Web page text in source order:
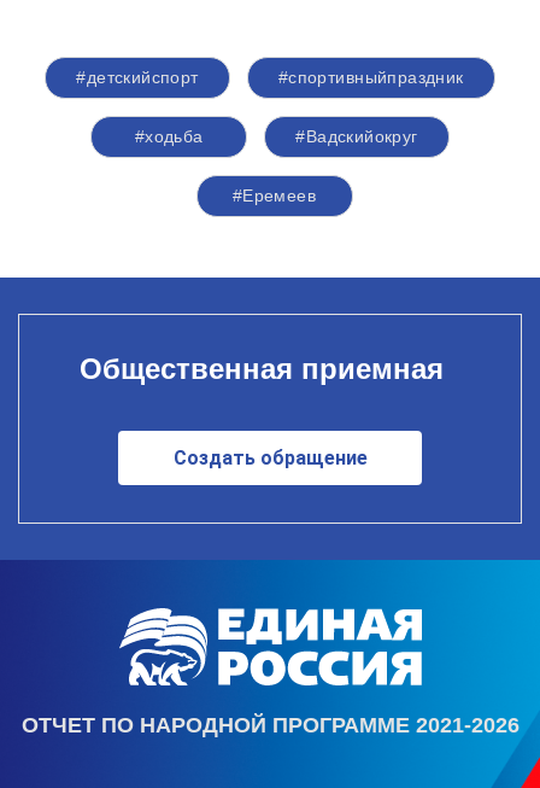
#детскийспорт #спортивныйпраздник
#ходьба #Вадскийокруг
#Еремеев
Общественная приемная
Создать обращение
ОТЧЕТ ПО НАРОДНОЙ ПРОГРАММЕ 2021-2026